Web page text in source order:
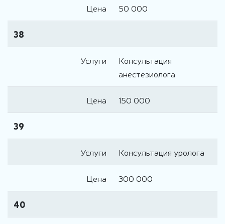
Цена 50 000
38
Услуги
Консультация
анестезиолога
Цена 150 000
39
Услуги Консультация уролога
Цена 300 000
40